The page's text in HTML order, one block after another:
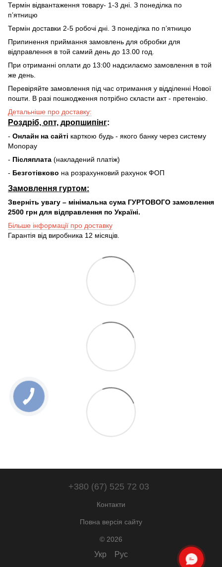
Термін відвантаження товару- 1-3 дні. З понеділка по
пʼятницю
Термін доставки 2-5 робочі дні. З понеділка по пʼятницю
Припинення приймання замовлень для обробки для
відправлення в той самий день до 13.00 год.
При отриманні оплати до 13:00 надсилаємо замовлення в той
же день.
Перевіряйте замовлення під час отримання у відділенні Нової
пошти. В разі пошкодження потрібно скласти акт - претензію.
Детальніше про доставку:
Роздріб, опт, дропшипінг:
- Онлайн на сайті карткою будь - якого банку через систему
Monopay
- Післяплата (накладений платіж)
- Безготівково на розрахунковий рахунок ФОП
Замовлення гуртом:
Зверніть увагу – мінімальна сума ГУРТОВОГО замовлення
2500 грн для відправлення по Україні.
Більше інформації про доставку
Гарантія від виробника 12 місяців.
+380 (67) 525 72 03
Контакти
Повна версія сайту
© 2026
Укр Рус
ОНЛАЙН ЧАТ